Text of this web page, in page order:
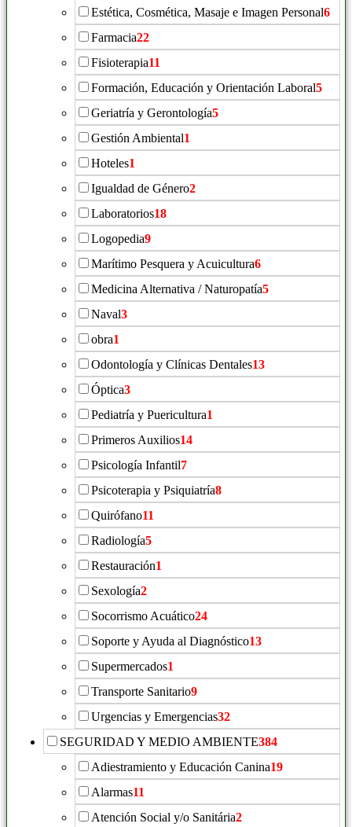
Estética, Cosmética, Masaje e Imagen Personal6
Farmacia22
Fisioterapia11
Formación, Educación y Orientación Laboral5
Geriatría y Gerontología5
Gestión Ambiental1
Hoteles1
Igualdad de Género2
Laboratorios18
Logopedia9
Marítimo Pesquera y Acuicultura6
Medicina Alternativa / Naturopatía5
Naval3
obra1
Odontología y Clínicas Dentales13
Óptica3
Pediatría y Puericultura1
Primeros Auxilios14
Psicología Infantil7
Psicoterapia y Psiquiatría8
Quirófano11
Radiología5
Restauración1
Sexología2
Socorrismo Acuático24
Soporte y Ayuda al Diagnóstico13
Supermercados1
Transporte Sanitario9
Urgencias y Emergencias32
SEGURIDAD Y MEDIO AMBIENTE384
Adiestramiento y Educación Canina19
Alarmas11
Atención Social y/o Sanitária2